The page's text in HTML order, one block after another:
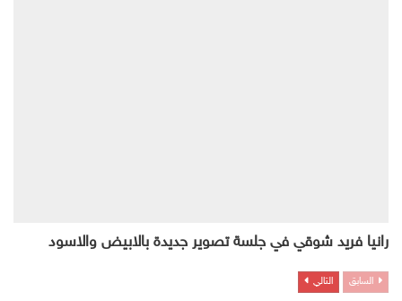
رانيا فريد شوقي في جلسة تصوير جديدة بالابيض والاسود
السابق التالي